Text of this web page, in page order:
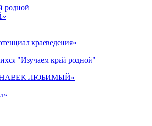
родной
краеведения»
"Изучаем край родной"
НАВЕК ЛЮБИМЫЙ»